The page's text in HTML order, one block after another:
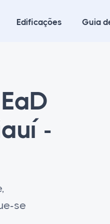
Edificações Guia
-
se